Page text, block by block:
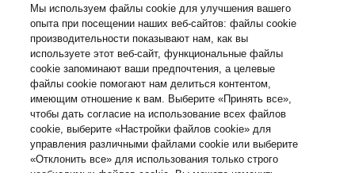
Footer Site Search
Footer
© 2026 Novartis AG
Мы используем файлы cookie для улучшения вашего
опыта при посещении наших веб-сайтов: файлы cookie
производительности показывают нам, как вы
используете этот веб-сайт, функциональные файлы
cookie запоминают ваши предпочтения, а целевые
файлы cookie помогают нам делиться контентом,
имеющим отношение к вам. Выберите «Принять все»,
чтобы дать согласие на использование всех файлов
cookie, выберите «Настройки файлов cookie» для
управления различными файлами cookie или выберите
«Отклонить все» для использования только строго